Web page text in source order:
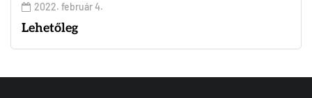
2022. február 4.
Lehetőleg